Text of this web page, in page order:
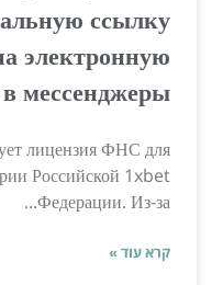
ссылку
электронную
мессенджеры.
лицензия ФНС для
Российской 1xbet
Федерации. Из-за...
קרא עוד »